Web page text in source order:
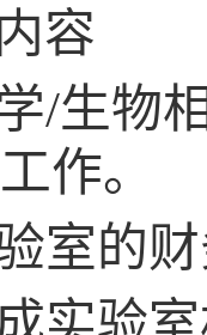
容
/生物
作。
室的
实验